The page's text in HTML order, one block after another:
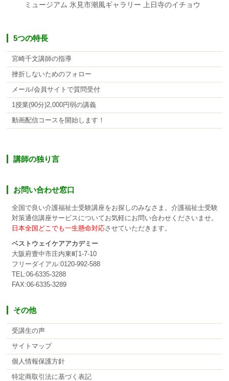
ミュージアム 氷見市潮風ギャラリー 上日寺のイチョウ
5つの特長
宮崎千文講師の指導
挫折しないためのフォロー
メール/会員サイトで質問受付
1授業(90分)2,000円弱の講義
動画配信コースを開始します！
講師の独り言
お問い合わせ窓口
全国で良い介護福祉士受験講座をお探しのみなさま。介護福祉士受験
対策通信講座サービスについてお気軽にお問い合わせくださいませ。
日本全国どこでも一生懸命対応させていただきます。
ベストウェイケアアカデミー
大阪府豊中市庄内東町1-7-10
フリーダイアル:0120-992-588
TEL:06-6335-3288
FAX:06-6335-3289
その他
受講生の声
サイトマップ
個人情報保護方針
特定商取引法に基づく表記